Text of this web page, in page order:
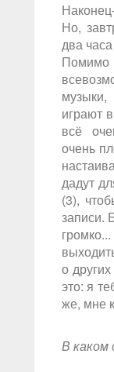
Но,
два
играют
всё
очень
дадут
(3),
записи.
о
это: я
же, мне
В каком